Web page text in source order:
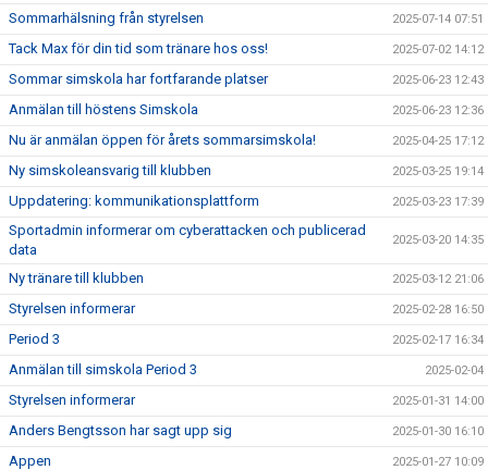
Sommarhälsning från styrelsen 2025-07-14 07:51
Tack Max för din tid som tränare hos oss! 2025-07-02 14:12
Sommar simskola har fortfarande platser 2025-06-23 12:43
Anmälan till höstens Simskola 2025-06-23 12:36
Nu är anmälan öppen för årets sommarsimskola! 2025-04-25 17:12
Ny simskoleansvarig till klubben 2025-03-25 19:14
Uppdatering: kommunikationsplattform 2025-03-23 17:39
Sportadmin informerar om cyberattacken och publicerad
data
2025-03-20 14:35
Ny tränare till klubben 2025-03-12 21:06
Styrelsen informerar 2025-02-28 16:50
Period 3 2025-02-17 16:34
Anmälan till simskola Period 3 2025-02-04
Styrelsen informerar 2025-01-31 14:00
Anders Bengtsson har sagt upp sig 2025-01-30 16:10
Appen 2025-01-27 10:09